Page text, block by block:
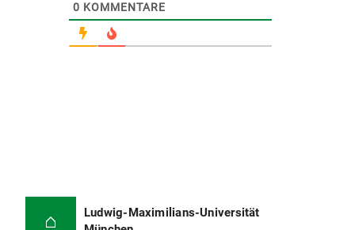
0 KOMMENTARE
Ludwig-Maximilians-Universität